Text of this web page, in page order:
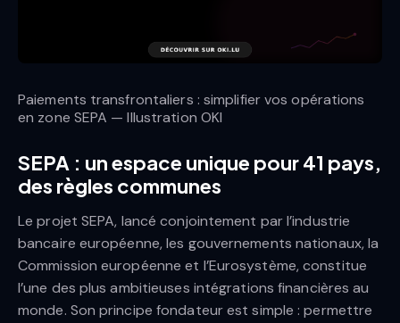
Paiements transfrontaliers : simplifier vos opérations
en zone SEPA — Illustration OKI
SEPA : un espace unique pour 41 pays,
des règles communes
Le projet SEPA, lancé conjointement par l’industrie
bancaire européenne, les gouvernements nationaux, la
Commission européenne et l’Eurosystème, constitue
l’une des plus ambitieuses intégrations financières au
monde. Son principe fondateur est simple : permettre